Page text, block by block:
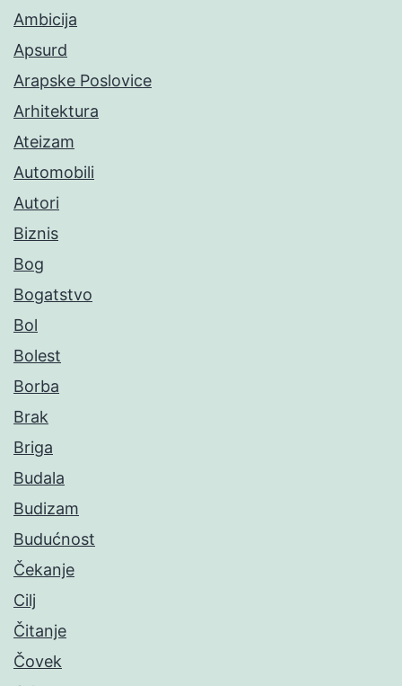
Ambicija
Apsurd
Arapske Poslovice
Arhitektura
Ateizam
Automobili
Autori
Biznis
Bog
Bogatstvo
Bol
Bolest
Borba
Brak
Briga
Budala
Budizam
Budućnost
Čekanje
Cilj
Čitanje
Čovek